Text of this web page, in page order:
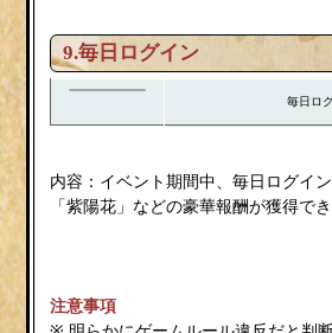
9.毎日ログイン
毎日ロ
内容：イベント期間中、毎日ログイ
「紫陽花」などの豪華報酬が獲得でき
注意事項